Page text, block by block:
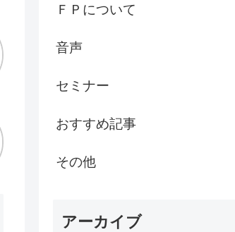
ＦＰについて
音声
セミナー
おすすめ記事
その他
アーカイブ